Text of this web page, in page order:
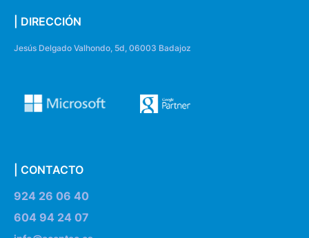
| DIRECCIÓN
Jesús Delgado Valhondo, 5d, 06003 Badajoz
| CONTACTO
924 26 06 40
604 94 24 07